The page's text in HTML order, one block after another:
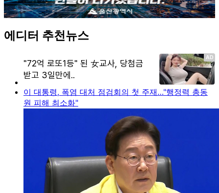
에디터 추천뉴스
이 대통령, 폭염 대처 점검회의 첫 주재…"행정력 총동
원 피해 최소화"